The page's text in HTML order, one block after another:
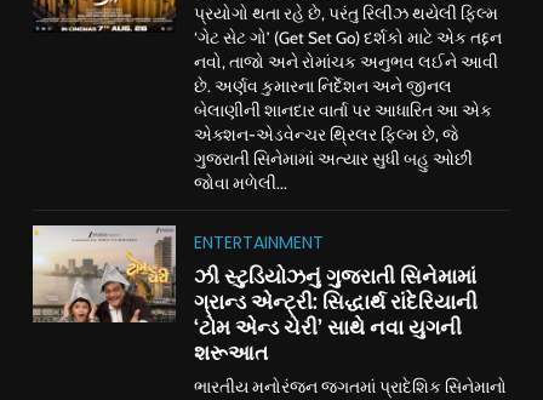
પ્રયોગો થતા રહે છે, પરંતુ રિલીઝ થયેલી ફિલ્મ
‘ગેટ સેટ ગો’ (Get Set Go) દર્શકો માટે એક તદ્દન
નવો, તાજો અને રોમાંચક અનુભવ લઈને આવી
છે. અર્ણવ કુમારના નિર્દેશન અને જીનલ
બેલાણીની શાનદાર વાર્તા પર આધારિત આ એક
એક્શન-એડવેન્ચર થ્રિલર ફિલ્મ છે, જે
ગુજરાતી સિનેમામાં અત્યાર સુધી બહુ ઓછી
જોવા મળેલી...
ENTERTAINMENT
ઝી સ્ટુડિયોઝનું ગુજરાતી સિનેમામાં
ગ્રાન્ડ એન્ટ્રી: સિદ્ધાર્થ રાંદેરિયાની
‘ટોમ એન્ડ ચેરી’ સાથે નવા યુગની
શરૂઆત
ભારતીય મનોરંજન જગતમાં પ્રાદેશિક સિનેમાનો